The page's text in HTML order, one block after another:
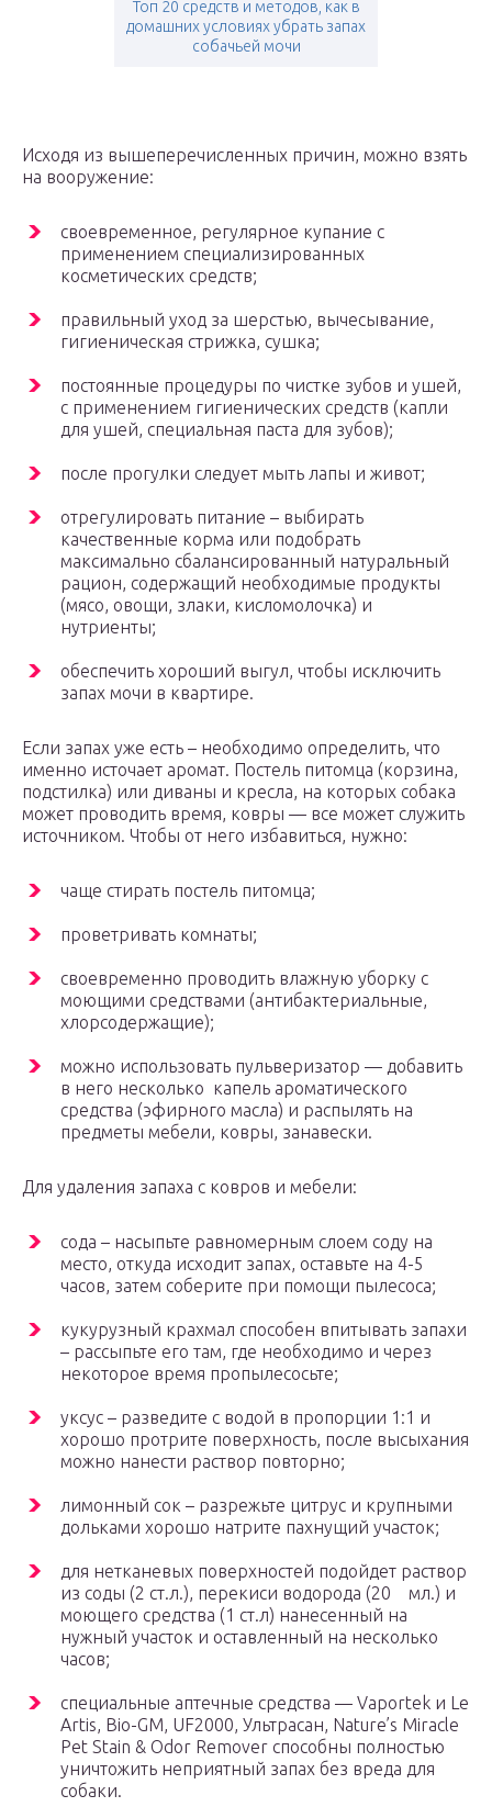
Топ 20 средств и методов, как в
домашних условиях убрать запах
собачьей мочи
Исходя из вышеперечисленных причин, можно взять
на вооружение:
своевременное, регулярное купание с
применением специализированных
косметических средств;
правильный уход за шерстью, вычесывание,
гигиеническая стрижка, сушка;
постоянные процедуры по чистке зубов и ушей,
с применением гигиенических средств (капли
для ушей, специальная паста для зубов);
после прогулки следует мыть лапы и живот;
отрегулировать питание – выбирать
качественные корма или подобрать
максимально сбалансированный натуральный
рацион, содержащий необходимые продукты
(мясо, овощи, злаки, кисломолочка) и
нутриенты;
обеспечить хороший выгул, чтобы исключить
запах мочи в квартире.
Если запах уже есть – необходимо определить, что
именно источает аромат. Постель питомца (корзина,
подстилка) или диваны и кресла, на которых собака
может проводить время, ковры — все может служить
источником. Чтобы от него избавиться, нужно:
чаще стирать постель питомца;
проветривать комнаты;
своевременно проводить влажную уборку с
моющими средствами (антибактериальные,
хлорсодержащие);
можно использовать пульверизатор — добавить
в него несколько капель ароматического
средства (эфирного масла) и распылять на
предметы мебели, ковры, занавески.
Для удаления запаха с ковров и мебели:
сода – насыпьте равномерным слоем соду на
место, откуда исходит запах, оставьте на 4-5
часов, затем соберите при помощи пылесоса;
кукурузный крахмал способен впитывать запахи
– рассыпьте его там, где необходимо и через
некоторое время пропылесосьте;
уксус – разведите с водой в пропорции 1:1 и
хорошо протрите поверхность, после высыхания
можно нанести раствор повторно;
лимонный сок – разрежьте цитрус и крупными
дольками хорошо натрите пахнущий участок;
для нетканевых поверхностей подойдет раствор
из соды (2 ст.л.), перекиси водорода (20 мл.) и
моющего средства (1 ст.л) нанесенный на
нужный участок и оставленный на несколько
часов;
специальные аптечные средства — Vaportek и Le
Artis, Bio-GM, UF2000, Ультрасан, Nature’s Miracle
Pet Stain & Odor Remover способны полностью
уничтожить неприятный запах без вреда для
собаки.